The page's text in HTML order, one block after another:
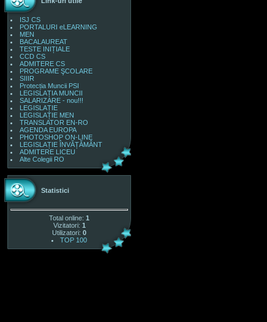
ISJ CS
PORTALURI eLEARNING
MEN
BACALAUREAT
TESTE INIȚIALE
CCD CS
ADMITERE CS
PROGRAME ŞCOLARE
SIIIR
Protecția Muncii PSI
LEGISLAȚIA MUNCII
SALARIZARE - nou!!!
LEGISLAȚIE
LEGISLAȚIE MEN
TRANSLATOR EN-RO
AGENDA EUROPA
PHOTOSHOP ON-LINE
LEGISLAȚIE ÎNVĂȚĂMÂNT
ADMITERE LICEU
Alte Colegii RO
Statistici
Total online: 1
Vizitatori: 1
Utilizatori: 0
TOP 100